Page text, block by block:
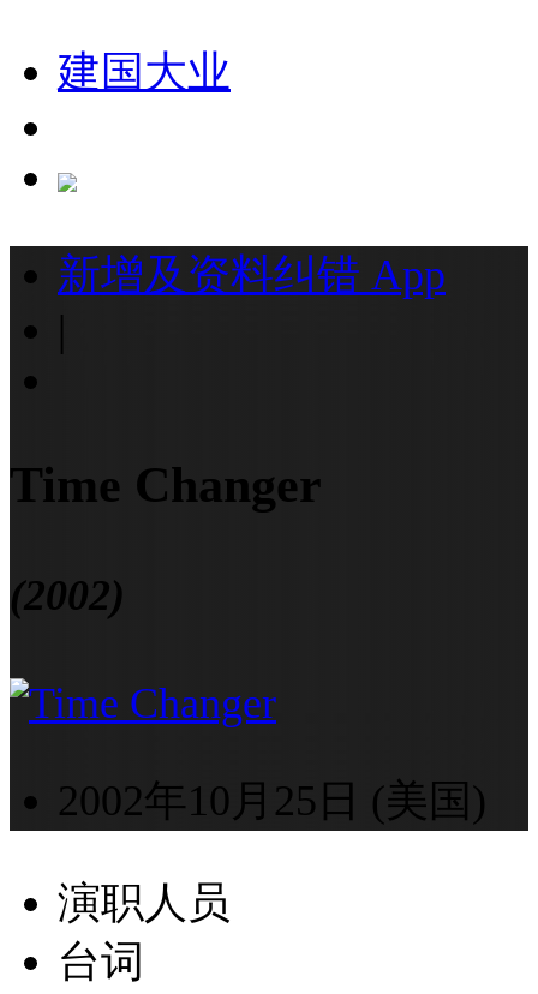
建国大业
新增及资料纠错 App
|
Time Changer
(2002)
2002年10月25日 (美国)
演职人员
台词